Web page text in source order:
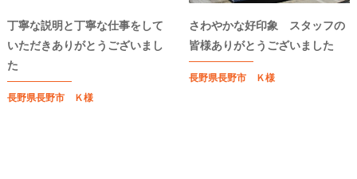
丁寧な説明と丁寧な仕事をして
いただきありがとうございまし
た
長野県長野市 Ｋ様
さわやかな好印象 スタッフの
皆様ありがとうございました
長野県長野市 Ｋ様